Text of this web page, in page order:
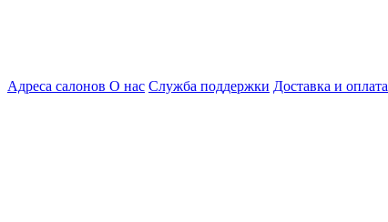
Адреса салонов О нас Служба поддержки Доставка и оплата